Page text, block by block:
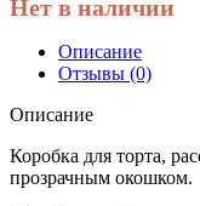
Нет в наличии
Описание
Отзывы (0)
Описание
Коробка для торта,
прозрачным окошком.